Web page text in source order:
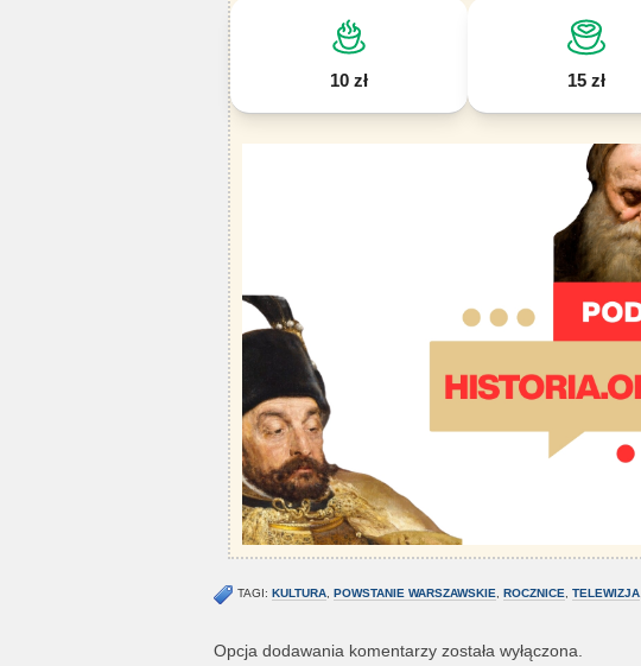
10 zł 15 zł
TAGI: KULTURA, POWSTANIE WARSZAWSKIE ROCZNICE TELEWIZJA,
Opcja dodawania komentarzy została wyłączona.